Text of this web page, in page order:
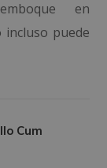
en
incluso puede
Cum